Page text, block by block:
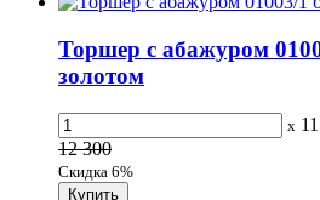
Торшер с абажуром
золотом
x
12 300
Скидка 6%